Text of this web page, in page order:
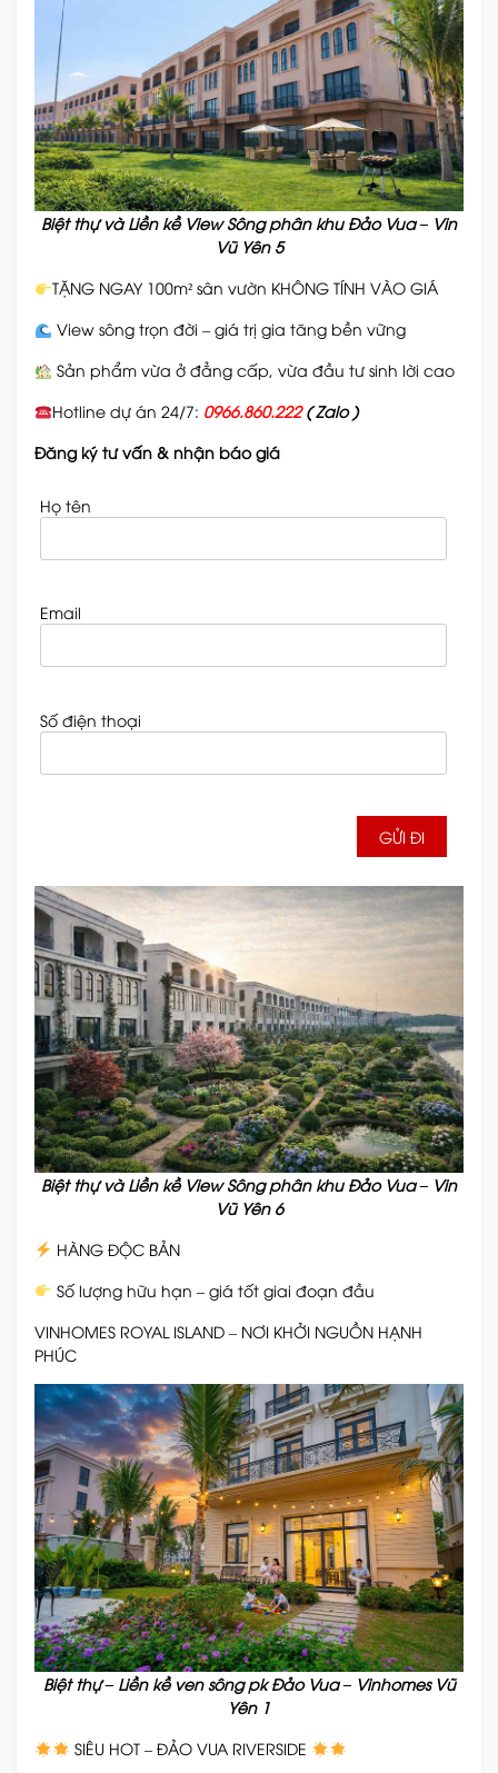
Biệt thự và Liền kề View Sông phân khu Đảo Vua – Vin
Vũ Yên 5
TẶNG NGAY 100m² sân vườn KHÔNG TÍNH VÀO GIÁ
View sông trọn đời – giá trị gia tăng bền vững
Sản phẩm vừa ở đẳng cấp, vừa đầu tư sinh lời cao
Hotline dự án 24/7: 0966.860.222 ( Zalo )
Đăng ký tư vấn & nhận báo giá
Họ tên
Email
Số điện thoại
Biệt thự và Liền kề View Sông phân khu Đảo Vua – Vin
Vũ Yên 6
HÀNG ĐỘC BẢN
Số lượng hữu hạn – giá tốt giai đoạn đầu
VINHOMES ROYAL ISLAND – NƠI KHỞI NGUỒN HẠNH
PHÚC
Biệt thự – Liền kề ven sông pk Đảo Vua – Vinhomes Vũ
Yên 1
SIÊU HOT – ĐẢO VUA RIVERSIDE